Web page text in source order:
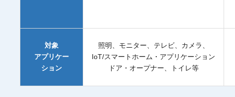
対象
アプリケー
ション
照明、モニター、テレビ、カメラ、
IoT/スマートホーム・アプリケーション
ドア・オープナー、トイレ等